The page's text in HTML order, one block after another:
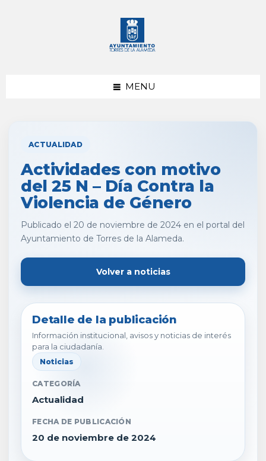
MENU
ACTUALIDAD
Actividades con motivo
del 25 N – Día Contra la
Violencia de Género
Publicado el 20 de noviembre de 2024 en el portal del
Ayuntamiento de Torres de la Alameda.
Volver a noticias
Detalle de la publicación
Información institucional, avisos y noticias de interés
para la ciudadanía.
Noticias
CATEGORÍA
Actualidad
FECHA DE PUBLICACIÓN
20 de noviembre de 2024